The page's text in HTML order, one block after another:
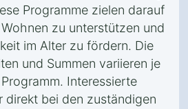
Programme zielen darauf
zu unterstützen und
im Alter zu fördern. Die
und Summen variieren je
Interessierte
direkt bei den zuständigen